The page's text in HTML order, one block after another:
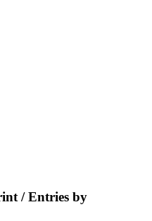
/ Entries by